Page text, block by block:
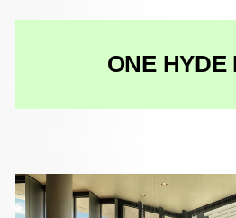
ONE HYDE